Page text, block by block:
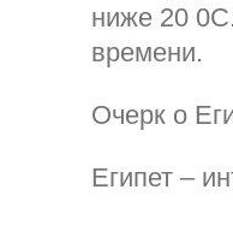
ниже 20
времени.
Очерк о
Египет –